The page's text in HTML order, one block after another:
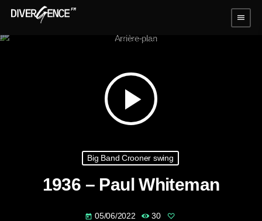
menu
play_arrow
Big Band Crooner swing
1936 – Paul Whiteman
today 05/06/2022 30